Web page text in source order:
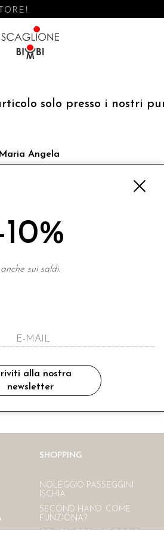
solo presso i nostri
Angela
ho letto ed accettato le condizioni sulla
Consegna gratuita in Italia
SHOPPING
NOLEGGIO PASSEGGINI
ISCHIA
SECOND HAND. COME
FUNZIONA?
10%
anche sui saldi.
alla nostra
newsletter